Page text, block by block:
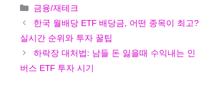
카
테
리
금융/재테크
한국 월배당 ETF 배당금, 어떤 종목이 최고?
실시간 순위와 투자 꿀팁
하락장 대처법: 남들 돈 잃을때 수익내는 인
버스 ETF 투자 시기